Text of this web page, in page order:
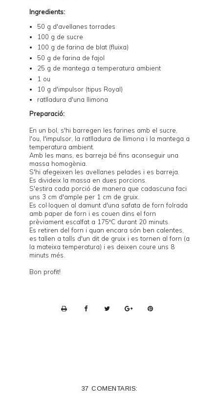
Ingredients:
50 g d'avellanes torrades
100 g de sucre
100 g de farina de blat (fluixa)
50 g de farina de fajol
25 g de mantega a temperatura ambient
1 ou
10 g d'impulsor (tipus Royal)
ratlladura d'una llimona
Preparació:
En un bol, s'hi barregen les farines amb el sucre,
l'ou, l'impulsor, la ratlladura de llimona i la mantega a
temperatura ambient.
Amb les mans, es barreja bé fins aconseguir una
massa homogènia.
S'hi afegeixen les avellanes pelades i es barreja.
Es divideix la massa en dues porcions.
S'estira cada porció de manera que cadascuna faci
uns 3 cm d'ample per 1 cm de gruix.
Es col·loquen al damunt d'una safata de forn folrada
amb paper de forn i es couen dins el forn
prèviament escalfat a 175ºC durant 20 minuts.
Es retiren del forn i quan encara són ben calentes,
es tallen a talls d'un dit de gruix i es tornen al forn (a
la mateixa temperatura) i es deixen coure uns 8
minuts més.
Bon profit!
37 COMENTARIS: